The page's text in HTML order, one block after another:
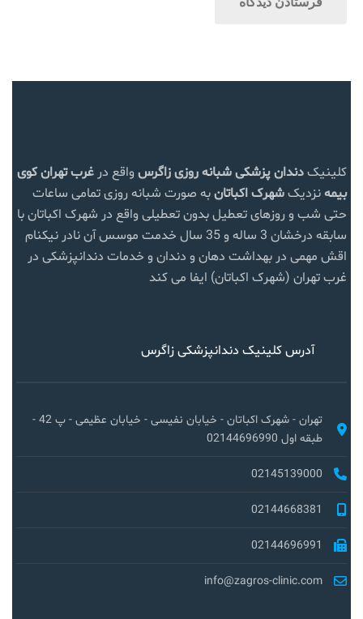
کلینیکدندان پزشکی شبانه روزی زاگرس واقع در غرب تهرانکوی
بیمهنزدیکشهرک اکباتانبه صورت شبانه روزی تمامی ساعات
حتی شب و روزهای تعطیل بدون تعطیلی واقع در شهرک اکباتان با
سابقه درخشان 3 ساله و 35 سال خدمت موسس آن نادر نیکنام
اقش مهمی در بهداشت دهان و دندان و خدمات دندانپزشکی در
غرب تهران (شهرک اکباتان) ایفا می کند
آدرس کلینیک دندانپزشکی زاگرس
تهران - شهرک اکباتان - خیابان نفیسی - خیابان عظیمی - پ 42 -
طبقه اول 02144696990
02145139000
02144668381
02144696991
info@zagros-clinic.com